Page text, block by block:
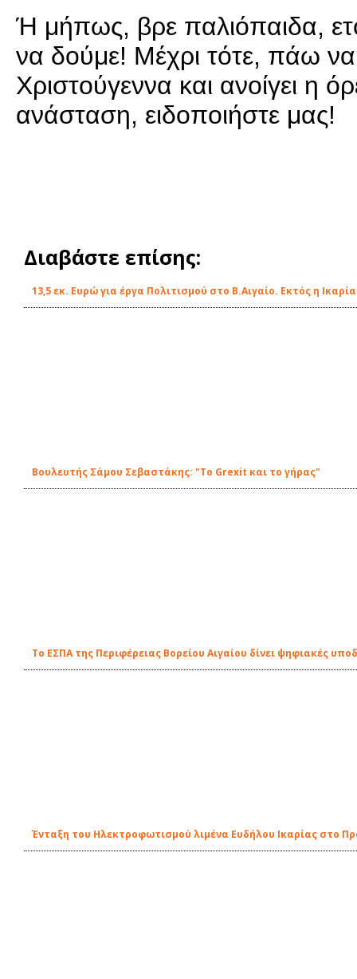
Ή μήπως, βρε παλιόπαιδα,
να δούμε! Μέχρι τότε, πάω
Χριστούγεννα και ανοίγει η
ανάσταση, ειδοποιήστε μας!
Διαβάστε επίσης:
13,5 εκ. Ευρώ για έργα Πολιτισμού στο Β.Αιγαίο. Εκτός η Ικαρία
Βουλευτής Σάμου Σεβαστάκης: "Το Grexit και το γήρας"
Το ΕΣΠΑ της Περιφέρειας Βορείου Αιγαίου δίνει ψηφιακές
Ένταξη του Ηλεκτροφωτισμού λιμένα Ευδήλου Ικαρίας στο